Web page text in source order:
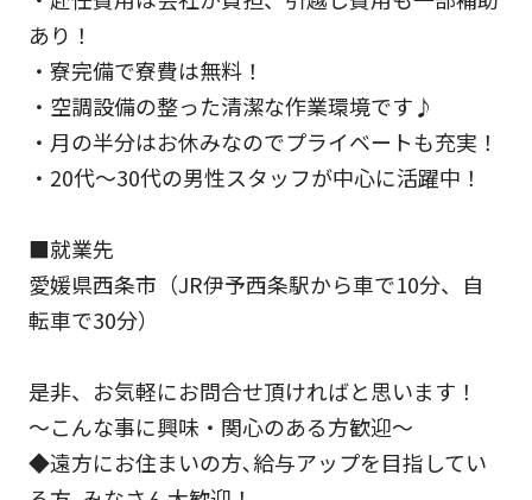
あり！
・寮完備で寮費は無料！
・空調設備の整った清潔な作業環境です♪
・月の半分はお休みなのでプライベートも充実！
・20代〜30代の男性スタッフが中心に活躍中！
■就業先
愛媛県西条市（JR伊予西条駅から車で10分、自
転車で30分）
是非、お気軽にお問合せ頂ければと思います！
～こんな事に興味・関心のある方歓迎～
◆遠方にお住まいの方､給与アップを目指してい